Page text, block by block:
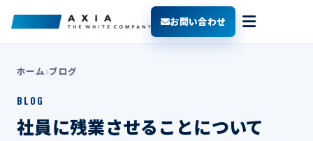
お問い合わせ
ホーム ブログ
BLOG
社員に残業させることについて